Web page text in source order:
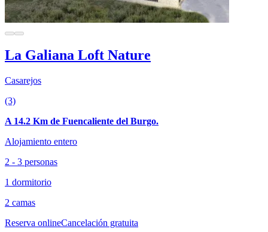
La Galiana Loft Nature
Casarejos
(3)
A 14.2 Km de Fuencaliente del Burgo.
Alojamiento entero
2 - 3 personas
1 dormitorio
2 camas
Reserva onlineCancelación gratuita